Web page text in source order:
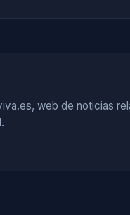
web de noticias